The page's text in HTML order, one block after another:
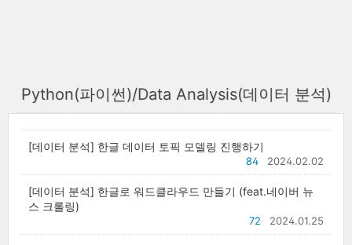
Python(파이썬)/Data Analysis(데이터 분석)
[데이터 분석] 한글 데이터 토픽 모델링 진행하기
2024.02.02
84
[데이터 분석] 한글로 워드클라우드 만들기 (feat.네이버 뉴
스 크롤링)
2024.01.25
72